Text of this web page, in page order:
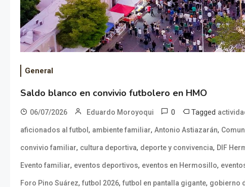
General
Saldo blanco en convivio futbolero en HMO
06/07/2026 Eduardo Moroyoqui 0 Tagged
aficionados al futbol, ambiente familiar, Antonio Astiazarán,
convivio familiar, cultura deportiva, deporte y convivencia, DIF
Evento familiar, eventos deportivos, eventos en Hermosillo,
Foro Pino Suárez, futbol 2026, futbol en pantalla gigante, gobierno